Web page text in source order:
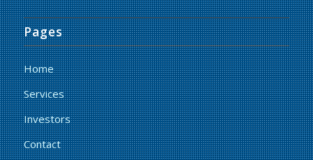
Pages
Home
Services
Investors
Contact